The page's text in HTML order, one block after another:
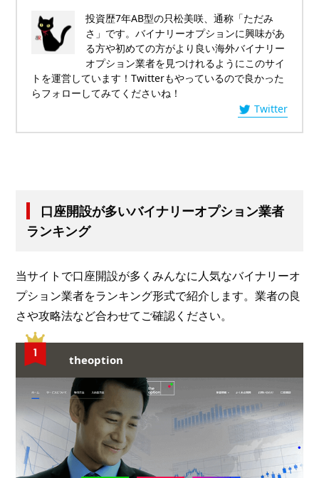
投資歴7年AB型の只松美咲、通称「ただみ
さ」です。バイナリーオプションに興味があ
る方や初めての方がより良い海外バイナリー
オプション業者を見つけれるようにこのサイ
トを運営しています！Twitterもやっているので良かった
らフォローしてみてくださいね！
Twitter
口座開設が多いバイナリーオプション業者
ランキング
当サイトで口座開設が多くみんなに人気なバイナリーオ
プション業者をランキング形式で紹介します。業者の良
さや攻略法など合わせてご確認ください。
theoption